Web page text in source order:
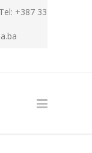
+387 33